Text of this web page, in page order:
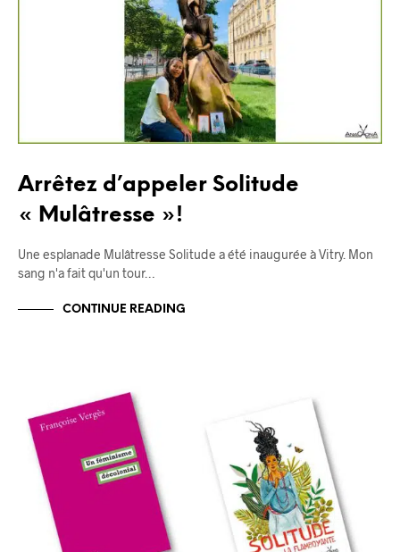
Arrêtez d’appeler Solitude
« Mulâtresse »!
Une esplanade Mulâtresse Solitude a été inaugurée à Vitry. Mon
sang n'a fait qu'un tour…
CONTINUE READING